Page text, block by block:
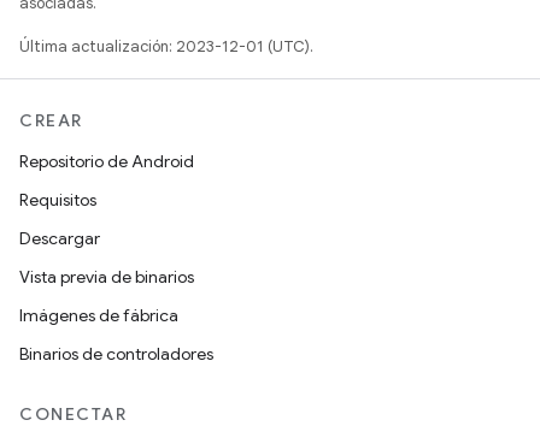
Última actualización: 2023-12-01 (UTC).
CREAR
Repositorio de Android
Requisitos
Descargar
Vista previa de binarios
Imágenes de fábrica
Binarios de controladores
CONECTAR